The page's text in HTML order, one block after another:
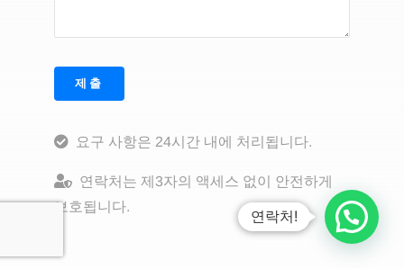
제출
요구 사항은 24시간 내에 처리됩니다.
연락처는 제3자의 액세스 없이 안전하게
보호됩니다.
연락처!